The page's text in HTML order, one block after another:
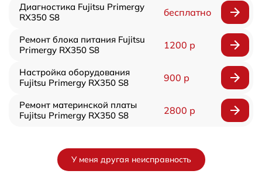
Диагностика Fujitsu Primergy
RX350 S8
бесплатно
Ремонт блока питания Fujitsu
Primergy RX350 S8
1200 р
Настройка оборудования
Fujitsu Primergy RX350 S8
900 р
Ремонт материнской платы
Fujitsu Primergy RX350 S8
2800 р
У меня другая неисправность